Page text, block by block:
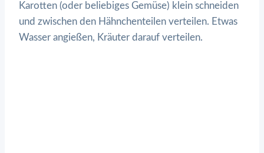
Karotten (oder beliebiges Gemüse) klein schneiden
und zwischen den Hähnchenteilen verteilen. Etwas
Wasser angießen, Kräuter darauf verteilen.